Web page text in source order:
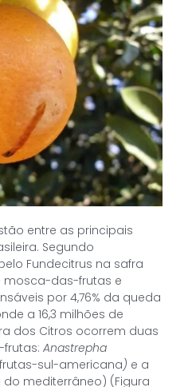
entre as principais
Segundo
Fundecitrus na safra
mosca-das-frutas e
por 4,76% da queda
a 16,3 milhões de
dos Citros ocorrem duas
Anastrepha
sul-americana) e a
mediterrâneo) (Figura